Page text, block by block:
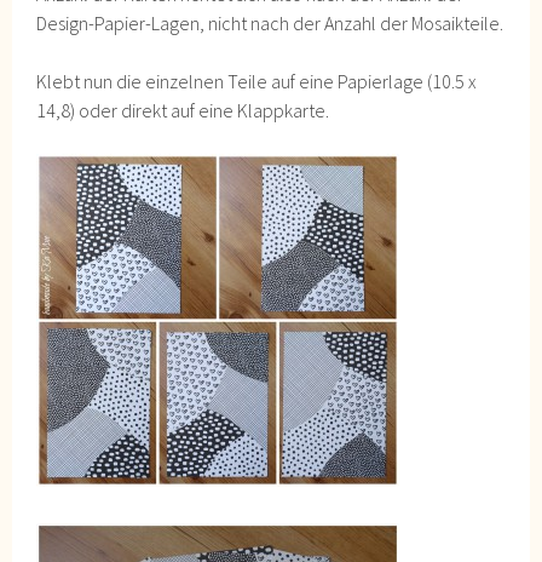
Design-Papier-Lagen, nicht nach der Anzahl der Mosaikteile.
Klebt nun die einzelnen Teile auf eine Papierlage (10.5 x
14,8) oder direkt auf eine Klappkarte.